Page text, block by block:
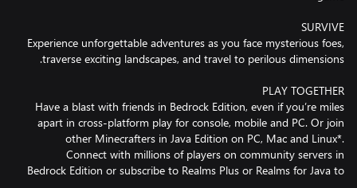
Experience unforgettable adventures as you face mysterious foes,
Have a blast with friends in Bedrock Edition, even if you’re miles
apart in cross-platform play for console, mobile and PC. Or join
other Minecrafters in Java Edition on PC, Mac and Linux*.
Connect with millions of players on community servers in
Bedrock Edition or subscribe to Realms Plus or Realms for Java to